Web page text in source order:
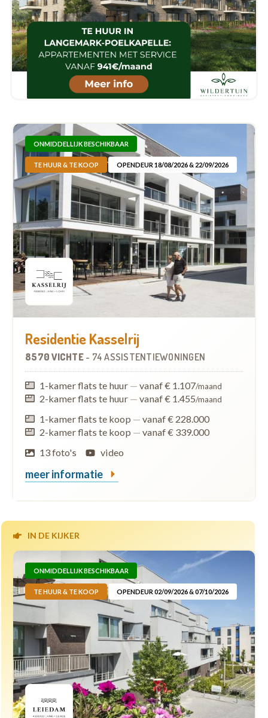
ONMIDDELLIJK BESCHIKBAAR
TE HUUR & TE KOOP OPENDEUR 18/08/2026 & 22/09/2026
Residentie Kasselrij
8570 VICHTE - 74 ASSISTENTIEWONINGEN
1-kamer flats te huur — vanaf € 1.107/maand
2-kamer flats te huur — vanaf € 1.455/maand
1-kamer flats te koop — vanaf € 228.000
2-kamer flats te koop — vanaf € 339.000
13 foto's
video
meer informatie
IN DE KIJKER
ONMIDDELLIJK BESCHIKBAAR
TE HUUR & TE KOOP OPENDEUR 02/09/2026 & 07/10/2026